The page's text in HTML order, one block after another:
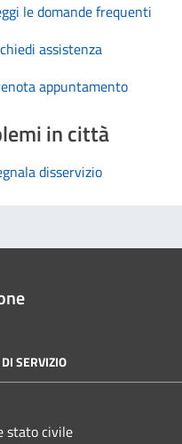
le domande frequenti
assistenza
appuntamento
in città
disservizio
SERVIZIO
stato civile